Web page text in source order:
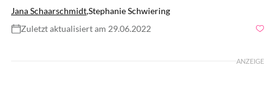
Jana Schaarschmidt,Stephanie Schwiering
Zuletzt aktualisiert am 29.06.2022
ANZEIGE